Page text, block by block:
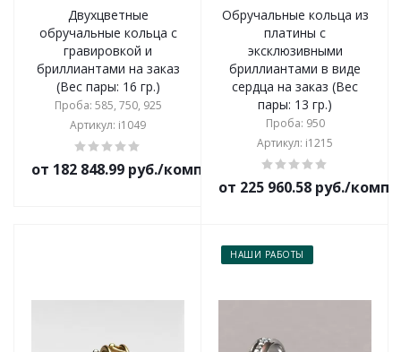
Двухцветные
обручальные кольца с
гравировкой и
бриллиантами на заказ
(Вес пары: 16 гр.)
Проба: 585, 750, 925
Артикул: i1049
от 182 848.99 руб./комплект
Обручальные кольца из
платины с
эксклюзивными
бриллиантами в виде
сердца на заказ (Вес
пары: 13 гр.)
Проба: 950
Артикул: i1215
от 225 960.58 руб./
НАШИ РАБОТЫ